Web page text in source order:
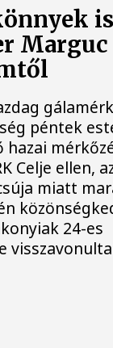
Marguc
péntek
hazai
Celje ellen,
miatt
24-es